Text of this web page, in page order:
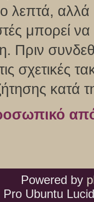
λεπτά,
μπορεί
σχετικές
κατά
Powered by
Pro Ubuntu